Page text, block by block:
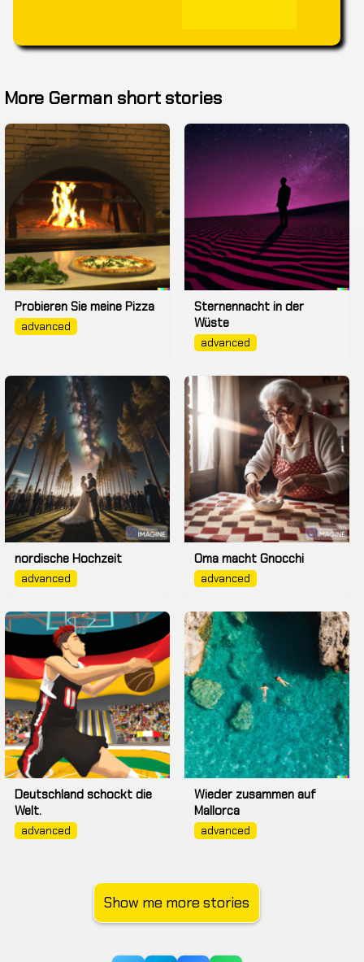
More German short stories
Probieren Sie meine Pizza
advanced
Sternennacht in der
Wüste
advanced
nordische Hochzeit
advanced
Oma macht Gnocchi
advanced
Deutschland schockt die
Welt.
advanced
Wieder zusammen auf
Mallorca
advanced
Show me more stories